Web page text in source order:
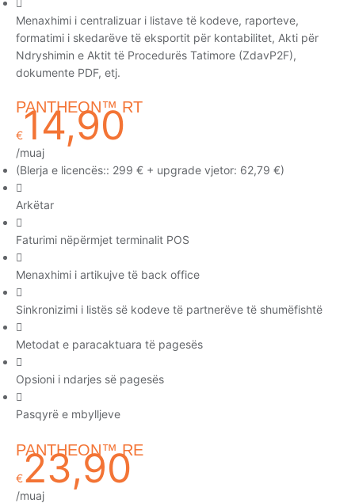
Menaxhimi i centralizuar i listave të kodeve, raporteve,
formatimi i skedarëve të eksportit për kontabilitet, Akti për
Ndryshimin e Aktit të Procedurës Tatimore (ZdavP2F),
dokumente PDF, etj.
PANTHEON™ RT
€14,90
/muaj
(Blerja e licencës:: 299 € + upgrade vjetor: 62,79 €)
Arkëtar
Faturimi nëpërmjet terminalit POS
Menaxhimi i artikujve të back office
Sinkronizimi i listës së kodeve të partnerëve të shumëfishtë
Metodat e paracaktuara të pagesës
Opsioni i ndarjes së pagesës
Pasqyrë e mbylljeve
PANTHEON™ RE
€23,90
/muaj